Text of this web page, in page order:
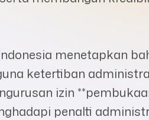
menetapkan
ketertiban
izin
penalti